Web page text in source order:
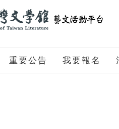
重要公告 我要報名